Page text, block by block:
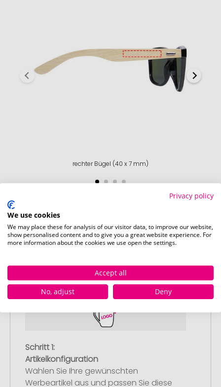
rechter Bügel (40 x 7 mm)
Pinkcube
Schritt 1:
Artikelkonfiguration
Wählen Sie Ihre gewünschten
Werbeartikel aus und passen Sie diese
Privacy policy
We use cookies
We may place these for analysis of our visitor data, to improve our website,
show personalised content and to give you a great website experience. For
more information about the cookies we use open the settings.
Accept all
No, adjust
Deny